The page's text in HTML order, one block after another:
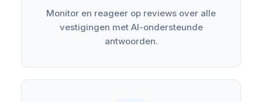
Monitor en reageer op reviews over alle
vestigingen met AI-ondersteunde
antwoorden.